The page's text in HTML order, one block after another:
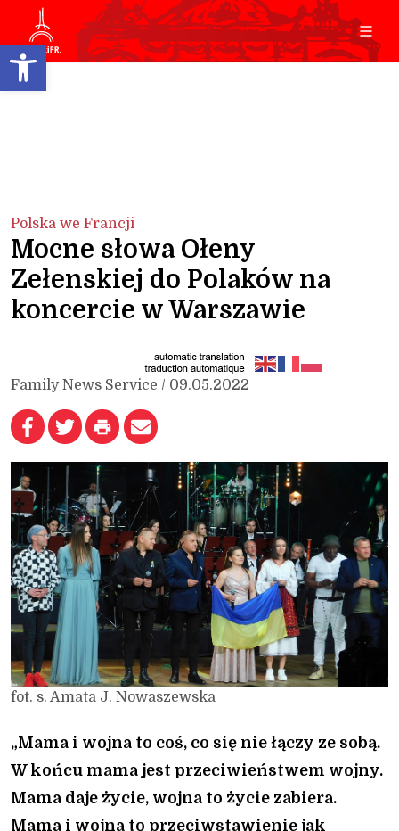
Open toolbar
Polska we Francji
Mocne słowa Ołeny
Zełenskiej do Polaków na
koncercie w Warszawie
Family News Service / 09.05.2022
fot. s. Amata J. Nowaszewska
„Mama i wojna to coś, co się nie łączy ze sobą.
W końcu mama jest przeciwieństwem wojny.
Mama daje życie, wojna to życie zabiera.
Mama i wojna to przeciwstawienie jak